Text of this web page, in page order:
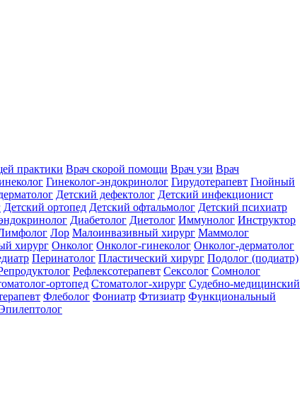
практики Врач скорой помощи Врач узи Врач
Гинеколог-эндокринолог Гирудотерапевт Гнойный
Детский дефектолог Детский инфекционист
Детский ортопед Детский офтальмолог Детский психиатр
Диабетолог Диетолог Иммунолог Инструктор
Лор Малоинвазивный хирург Маммолог
хирург Онколог Онколог-гинеколог Онколог-дерматолог
Перинатолог Пластический хирург Подолог (подиатр)
Рефлексотерапевт Сексолог Сомнолог
ортопед Стоматолог-хирург Судебно-медицинский
Флеболог Фониатр Фтизиатр Функциональный